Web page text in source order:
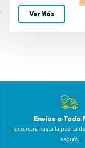
Ver Más
Envíos a Todo
Tu compra hasta la puerta
segura.